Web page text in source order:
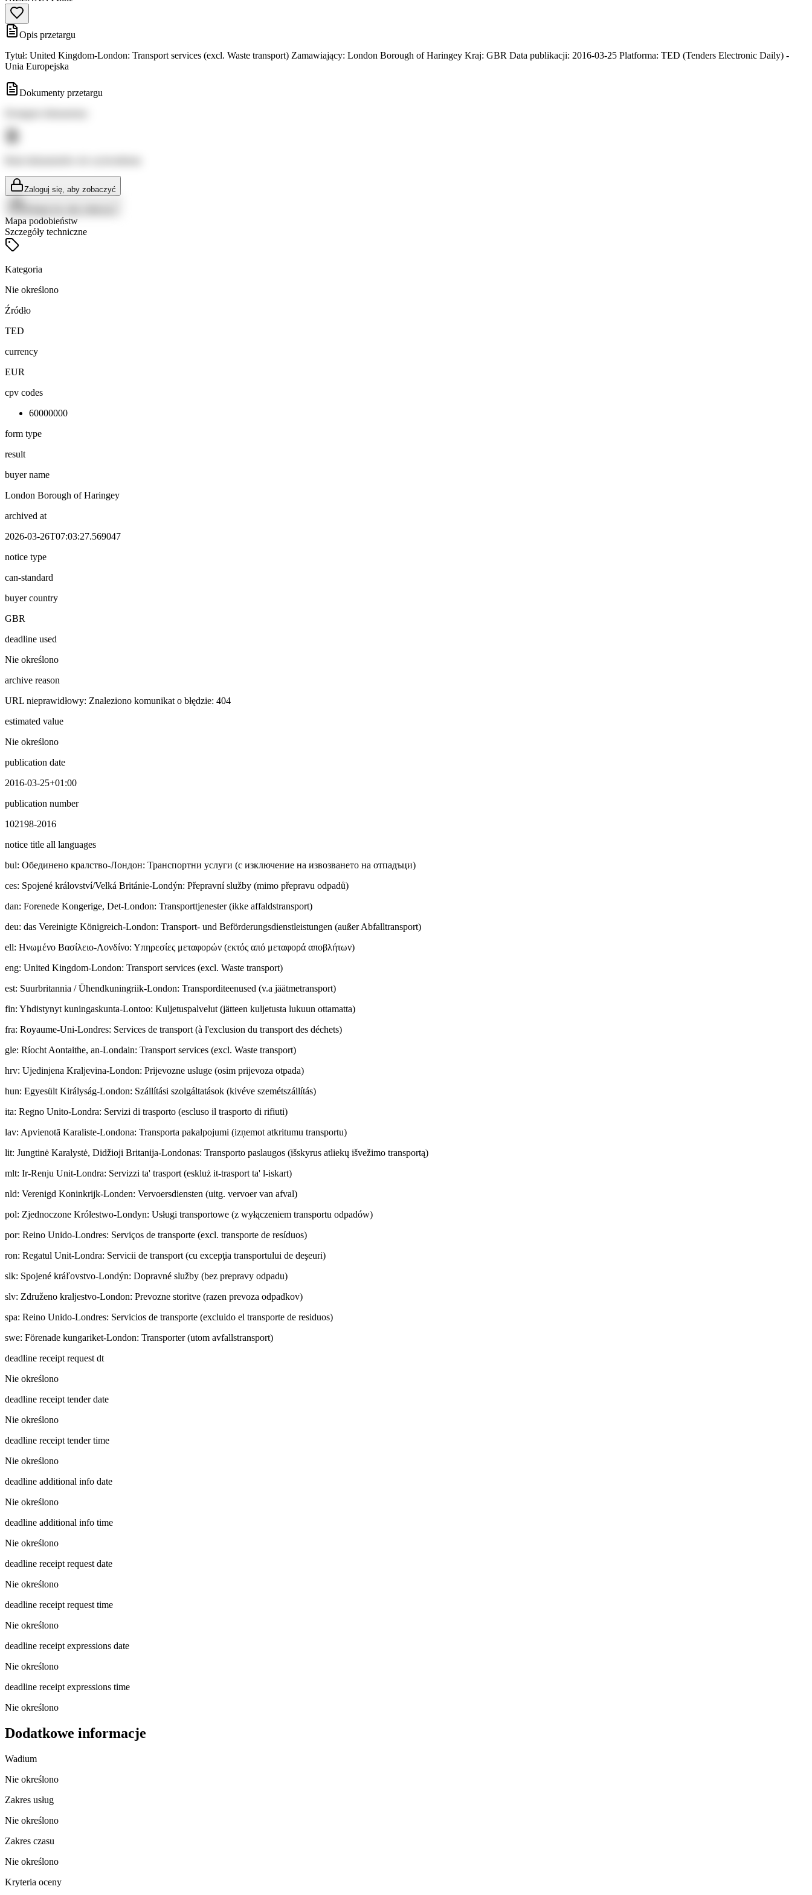
Opis przetargu
Tytuł: United Kingdom-London: Transport services (excl. Waste transport) Zamawiający: London Borough of Haringey Kraj: GBR Data publikacji: 2016-03-25 Platforma: TED (Tenders Electronic Daily) -
Unia Europejska
Dokumenty przetargu
Zaloguj się, aby zobaczyć
Mapa podobieństw
Szczegóły techniczne
Kategoria
Nie określono
Źródło
TED
currency
EUR
cpv codes
60000000
form type
result
buyer name
London Borough of Haringey
archived at
2026-03-26T07:03:27.569047
notice type
can-standard
buyer country
GBR
deadline used
Nie określono
archive reason
URL nieprawidłowy: Znaleziono komunikat o błędzie: 404
estimated value
Nie określono
publication date
2016-03-25+01:00
publication number
102198-2016
notice title all languages
bul: Обединено кралство-Лондон: Транспортни услуги (с изключение на извозването на отпадъци)
ces: Spojené království/Velká Británie-Londýn: Přepravní služby (mimo přepravu odpadů)
dan: Forenede Kongerige, Det-London: Transporttjenester (ikke affaldstransport)
deu: das Vereinigte Königreich-London: Transport- und Beförderungsdienstleistungen (außer Abfalltransport)
ell: Ηνωμένο Βασίλειο-Λονδίνο: Υπηρεσίες μεταφορών (εκτός από μεταφορά αποβλήτων)
eng: United Kingdom-London: Transport services (excl. Waste transport)
est: Suurbritannia / Ühendkuningriik-London: Transporditeenused (v.a jäätmetransport)
fin: Yhdistynyt kuningaskunta-Lontoo: Kuljetuspalvelut (jätteen kuljetusta lukuun ottamatta)
fra: Royaume-Uni-Londres: Services de transport (à l'exclusion du transport des déchets)
gle: Ríocht Aontaithe, an-Londain: Transport services (excl. Waste transport)
hrv: Ujedinjena Kraljevina-London: Prijevozne usluge (osim prijevoza otpada)
hun: Egyesült Királyság-London: Szállítási szolgáltatások (kivéve szemétszállítás)
ita: Regno Unito-Londra: Servizi di trasporto (escluso il trasporto di rifiuti)
lav: Apvienotā Karaliste-Londona: Transporta pakalpojumi (izņemot atkritumu transportu)
lit: Jungtinė Karalystė, Didžioji Britanija-Londonas: Transporto paslaugos (išskyrus atliekų išvežimo transportą)
mlt: Ir-Renju Unit-Londra: Servizzi ta' trasport (eskluż it-trasport ta' l-iskart)
nld: Verenigd Koninkrijk-Londen: Vervoersdiensten (uitg. vervoer van afval)
pol: Zjednoczone Królestwo-Londyn: Usługi transportowe (z wyłączeniem transportu odpadów)
por: Reino Unido-Londres: Serviços de transporte (excl. transporte de resíduos)
ron: Regatul Unit-Londra: Servicii de transport (cu excepţia transportului de deşeuri)
slk: Spojené kráľovstvo-Londýn: Dopravné služby (bez prepravy odpadu)
slv: Združeno kraljestvo-London: Prevozne storitve (razen prevoza odpadkov)
spa: Reino Unido-Londres: Servicios de transporte (excluido el transporte de residuos)
swe: Förenade kungariket-London: Transporter (utom avfallstransport)
deadline receipt request dt
Nie określono
deadline receipt tender date
Nie określono
deadline receipt tender time
Nie określono
deadline additional info date
Nie określono
deadline additional info time
Nie określono
deadline receipt request date
Nie określono
deadline receipt request time
Nie określono
deadline receipt expressions date
Nie określono
deadline receipt expressions time
Nie określono
Dodatkowe informacje
Wadium
Nie określono
Zakres usług
Nie określono
Zakres czasu
Nie określono
Kryteria oceny